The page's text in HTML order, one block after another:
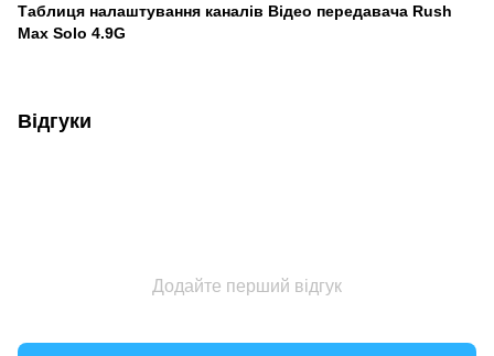
Tаблиця налаштування каналів Відео передавача Rush
Max Solo 4.9G
Відгуки
Додайте перший відгук